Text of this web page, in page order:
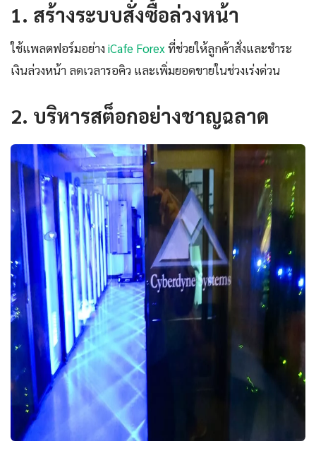
1. สร้างระบบสั่งซื้อล่วงหน้า
ใช้แพลตฟอร์มอย่างiCafe Forex ที่ช่วยให้ลูกค้าสั่งและชำระ
เงินล่วงหน้า ลดเวลารอคิว และเพิ่มยอดขายในช่วงเร่งด่วน
2. บริหารสต็อกอย่างชาญฉลาด